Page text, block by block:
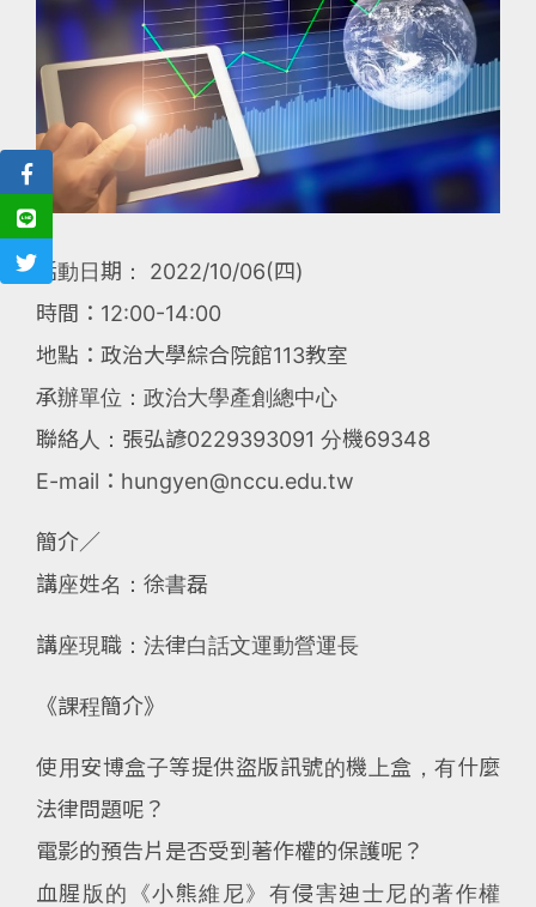
活動日期： 2022/10/06(四)
時間：12:00-14:00
地點：政治大學綜合院館113教室
承辦單位：政治大學產創總中心
聯絡人：張弘諺0229393091 分機69348
E-mail：hungyen@nccu.edu.tw
簡介／
講座姓名：徐書磊
講座現職：法律白話文運動營運長
《課程簡介》
使用安博盒子等提供盜版訊號的機上盒，有什麼
法律問題呢？
電影的預告片是否受到著作權的保護呢？
血腥版的《小熊維尼》有侵害迪士尼的著作權